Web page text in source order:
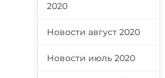
2020
Новости август 2020
Новости июль 2020